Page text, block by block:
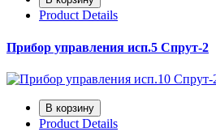
Product Details
Прибор управления исп.5 Спрут-2
Product Details